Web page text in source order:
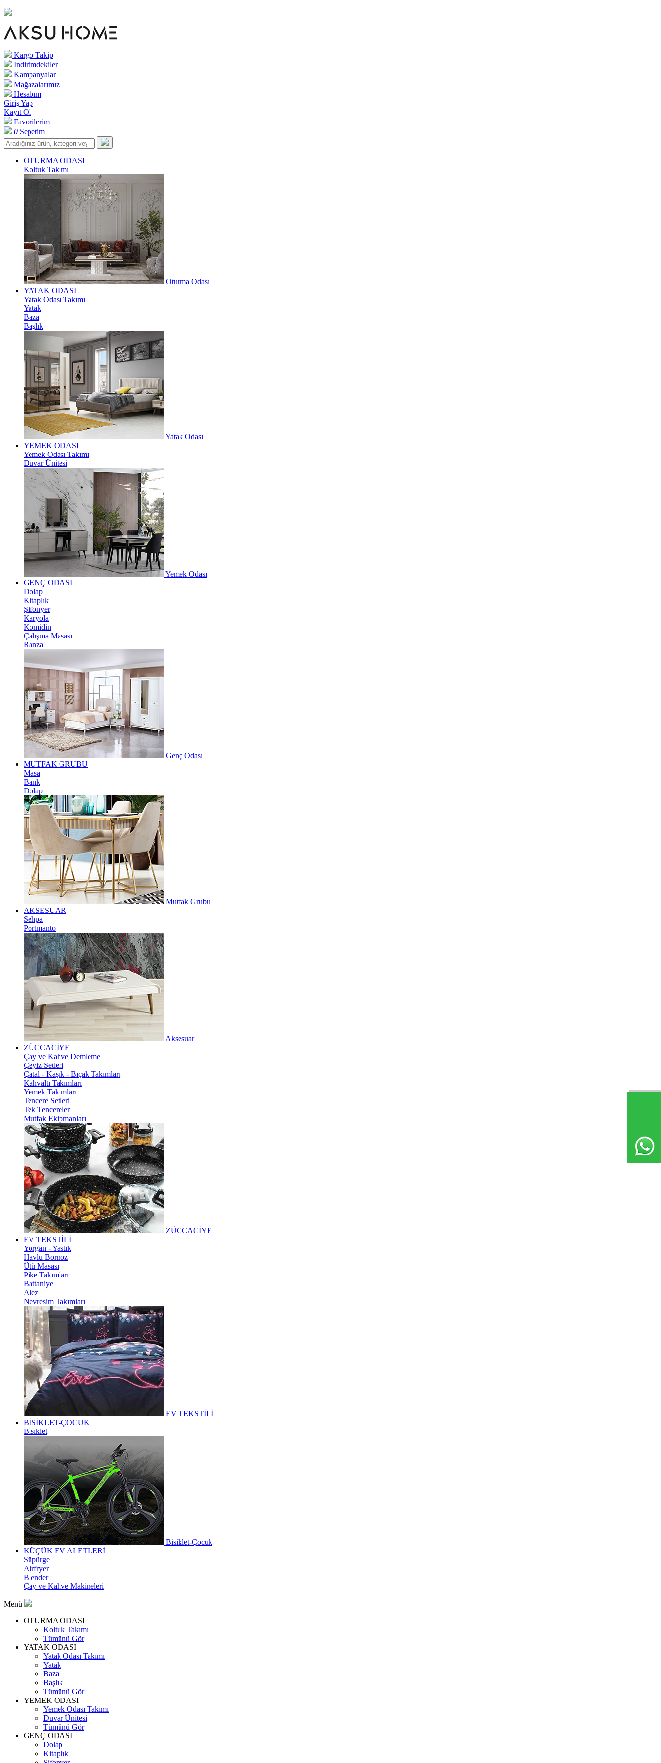
Kargo Takip
İndirimdekiler
Kampanyalar
Mağazalarımız
Hesabım
Giriş Yap
Kayıt Ol
Favorilerim
0 Sepetim
OTURMA ODASI
Koltuk Takımı
Oturma Odası
YATAK ODASI
Yatak Odası Takımı
Yatak
Baza
Başlık
Yatak Odası
YEMEK ODASI
Yemek Odası Takımı
Duvar Ünitesi
Yemek Odası
GENÇ ODASI
Dolap
Kitaplık
Şifonyer
Karyola
Komidin
Çalışma Masası
Ranza
Genç Odası
MUTFAK GRUBU
Masa
Bank
Dolap
Mutfak Grubu
AKSESUAR
Sehpa
Portmanto
Aksesuar
ZÜCCACİYE
Çay ve Kahve Demleme
Çeyiz Setleri
Çatal - Kaşık - Bıçak Takımları
Kahvaltı Takımları
Yemek Takımları
Tencere Setleri
Tek Tencereler
Mutfak Ekipmanları
ZÜCCACİYE
EV TEKSTİLİ
Yorgan - Yastık
Havlu Bornoz
Ütü Masası
Pike Takımları
Battaniye
Alez
Nevresim Takımları
EV TEKSTİLİ
BİSİKLET-ÇOCUK
Bisiklet
Bisiklet-Çocuk
KÜÇÜK EV ALETLERİ
Süpürge
Airfryer
Blender
Çay ve Kahve Makineleri
Menü
OTURMA ODASI
Koltuk Takımı
Tümünü Gör
YATAK ODASI
Yatak Odası Takımı
Yatak
Baza
Başlık
Tümünü Gör
YEMEK ODASI
Yemek Odası Takımı
Duvar Ünitesi
Tümünü Gör
GENÇ ODASI
Dolap
Kitaplık